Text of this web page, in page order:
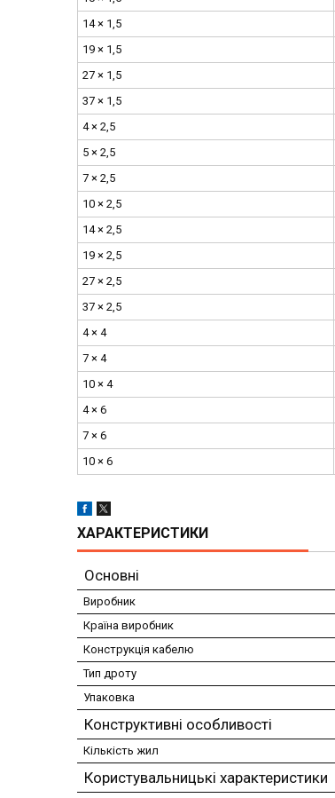
14 × 1,5
19 × 1,5
27 × 1,5
37 × 1,5
4 × 2,5
5 × 2,5
7 × 2,5
10 × 2,5
14 × 2,5
19 × 2,5
27 × 2,5
37 × 2,5
4 × 4
7 × 4
10 × 4
4 × 6
7 × 6
10 × 6
ХАРАКТЕРИСТИКИ
Основні
Виробник
Країна виробник
Конструкція кабелю
Тип дроту
Упаковка
Конструктивні особливості
Кількість жил
Користувальницькі характеристики